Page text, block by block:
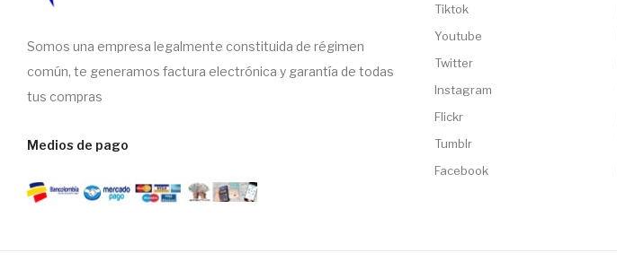
Somos una empresa legalmente constituida de régimen
común, te generamos factura electrónica y garantía de todas
tus compras
Medios de pago
Tiktok
Youtube
Twitter
Instagram
Flickr
Tumblr
Facebook